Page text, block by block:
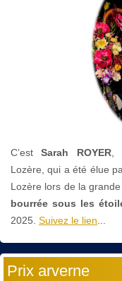
C’estSarah ROYER,
Lozère, qui a été élue
Lozère lors de la
bourrée sous les
2025. Suivez le lien...
Prix arverne